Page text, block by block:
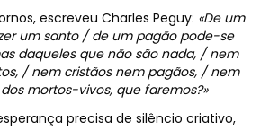
escreveu Charles Peguy: «De um
um santo / de um pagão pode-se
daqueles que não são nada, / nem
/ nem cristãos nem pagãos, / nem
mortos-vivos, que faremos?»
precisa de silêncio criativo,